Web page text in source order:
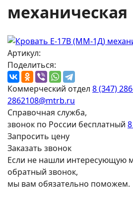
механическая
Артикул:
Поделиться:
Коммерческий отдел 8 (347)
2862108@mtrb.ru
Справочная служба,
звонок по России бесплатный
Запросить цену
Заказать звонок
Если не нашли интересующую
обратный звонок,
мы вам обязательно поможем.